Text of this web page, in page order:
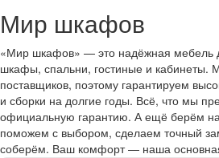
Мир шкафов
«Мир шкафов» — это надёжная мебель
шкафы, спальни, гостиные и кабинеты.
поставщиков, поэтому гарантируем
и сборки на долгие годы. Всё, что мы
официальную гарантию. А ещё берём
поможем с выбором, сделаем точный
соберём. Ваш комфорт — наша